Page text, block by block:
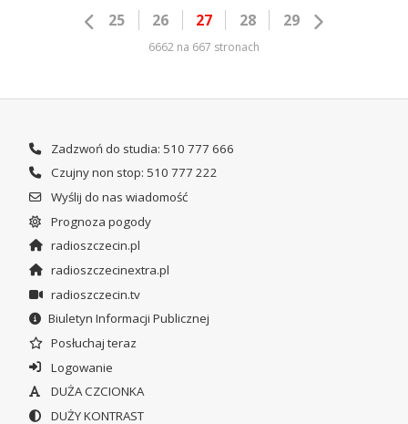
25 26 27 28 29
6662 na 667 stronach
Zadzwoń do studia: 510 777 666
Czujny non stop: 510 777 222
Wyślij do nas wiadomość
Prognoza pogody
radioszczecin.pl
radioszczecinextra.pl
radioszczecin.tv
Biuletyn Informacji Publicznej
Posłuchaj teraz
Logowanie
DUŻA CZCIONKA
DUŻY KONTRAST